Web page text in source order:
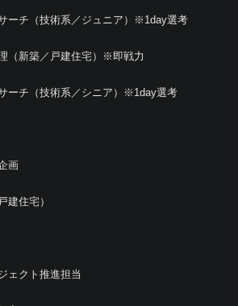
ーチ（技術系／ジュニア）※1day選考
（新築／戸建住宅）※即戦力
ーチ（技術系／シニア）※1day選考
画
建住宅）
ェクト推進担当